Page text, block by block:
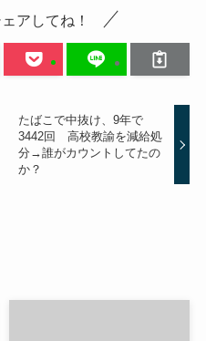
アしてね！
たばこで中抜け、9年で
3442回 高校教諭を減給処
分→誰がカウントしてたの
か？